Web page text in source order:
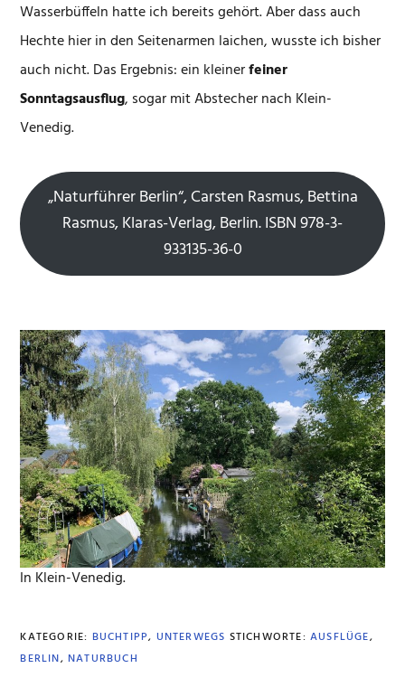
Wasserbüffeln hatte ich bereits gehört. Aber dass auch
Hechte hier in den Seitenarmen laichen, wusste ich bisher
auch nicht. Das Ergebnis: ein kleinerfeiner
Sonntagsausflug, sogar mit Abstecher nach Klein-
Venedig.
„Naturführer Berlin“, Carsten Rasmus, Bettina
Rasmus, Klaras-Verlag, Berlin. ISBN 978-3-
933135-36-0
In Klein-Venedig.
KATEGORIE: BUCHTIPP, UNTERWEGS STICHWORTE:AUSFLÜGE,
BERLIN, NATURBUCH